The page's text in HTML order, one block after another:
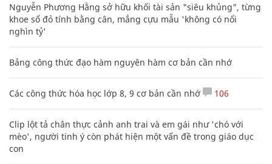
Nguyễn Phương Hằng sở hữu khối tài sản "siêu khủng", từng
khoe sổ đỏ tính bằng cân, mắng cựu mẫu 'không có nổi
nghìn tỷ'
Bảng công thức đạo hàm nguyên hàm cơ bản cần nhớ
Các công thức hóa học lớp 8, 9 cơ bản cần nhớ 106
Clip lột tả chân thực cảnh anh trai và em gái như 'chó với
mèo', người tinh ý còn phát hiện một vấn đề trong giáo dục
con